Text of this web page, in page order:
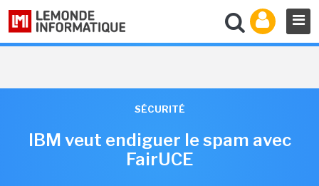
SÉCURITÉ
IBM veut endiguer le spam avec
FairUCE